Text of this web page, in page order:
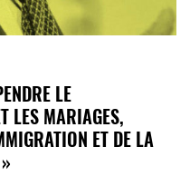
LE
LES MARIAGES,
ET DE LA